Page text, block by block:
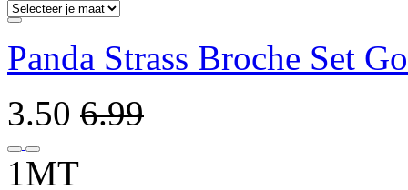
Panda Strass Broche Set
3.50 6.99
1MT